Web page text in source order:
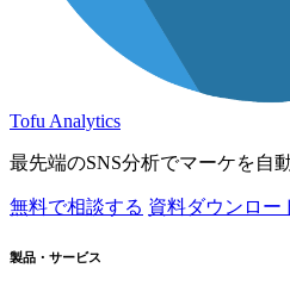
Tofu Analytics
最先端のSNS分析でマーケを自
無料で相談する 資料ダウンロー
製品・サービス